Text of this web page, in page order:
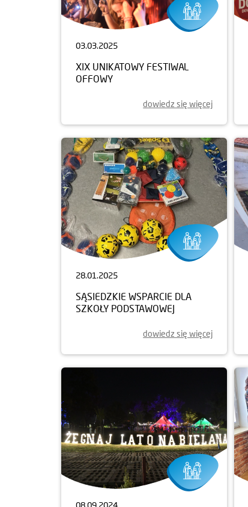
03.03.2025
XIX UNIKATOWY FESTIWAL
OFFOWY
dowiedz się więcej
28.01.2025
SĄSIEDZKIE WSPARCIE DLA
SZKOŁY PODSTAWOWEJ
dowiedz się więcej
08.09.2024